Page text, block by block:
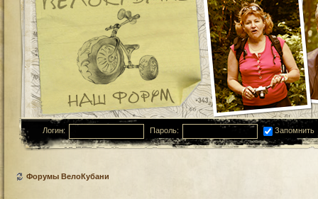
Логин: Пароль: Запомнить
Форумы ВелоКубани